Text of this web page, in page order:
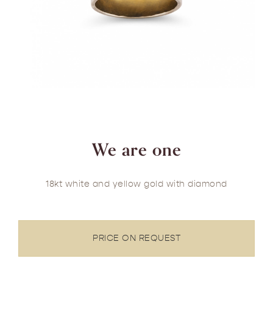
We are one
18kt white and yellow gold with diamond
PRICE ON REQUEST